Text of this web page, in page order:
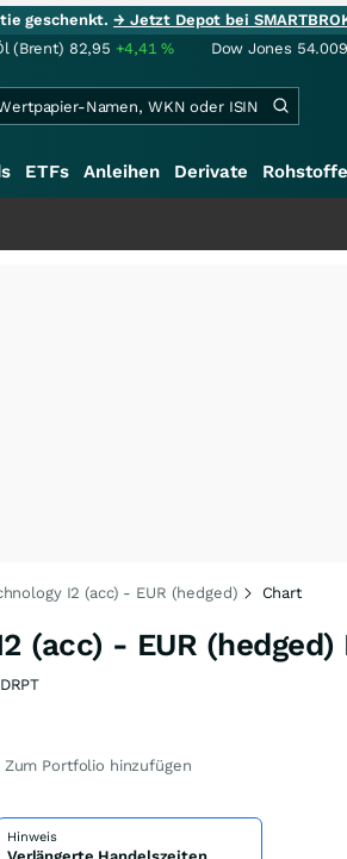
geschenkt.→ Jetzt Depot bei
(Brent) 82,95 +4,41% Dow Jones
ETFs Anleihen Derivate Rohstoffe
I2 (acc) - EUR (hedged) Chart
(acc) - EUR (hedged)
Zum Portfolio hinzufügen
Hinweis